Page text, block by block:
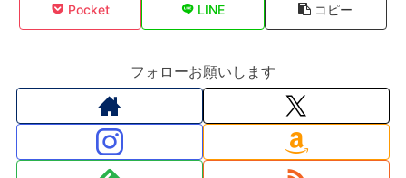
Pocket LINE コピー
フォローお願いします